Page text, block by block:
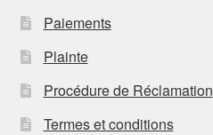
Paiements
Plainte
Procédure de Réclamation
Termes et conditions